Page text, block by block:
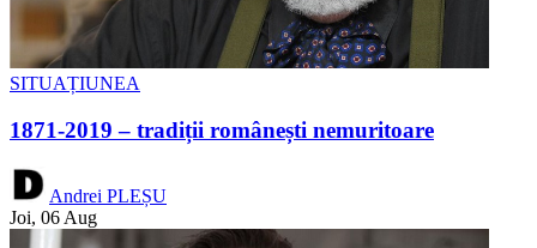
SITUAȚIUNEA
1871-2019 – tradiții românești nemuritoare
Andrei PLEȘU
Joi, 06 Aug